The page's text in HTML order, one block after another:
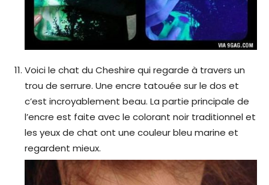
Voici le chat du Cheshire qui regarde à travers un
trou de serrure. Une encre tatouée sur le dos et
c’est incroyablement beau. La partie principale de
l’encre est faite avec le colorant noir traditionnel et
les yeux de chat ont une couleur bleu marine et
regardent mieux.